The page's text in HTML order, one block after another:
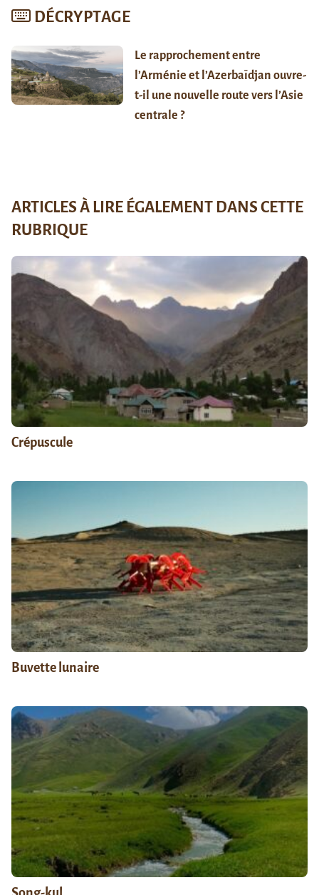
DÉCRYPTAGE
Le rapprochement entre
l’Arménie et l’Azerbaïdjan ouvre-
t-il une nouvelle route vers l’Asie
centrale ?
ARTICLES À LIRE ÉGALEMENT DANS CETTE
RUBRIQUE
Crépuscule
Buvette lunaire